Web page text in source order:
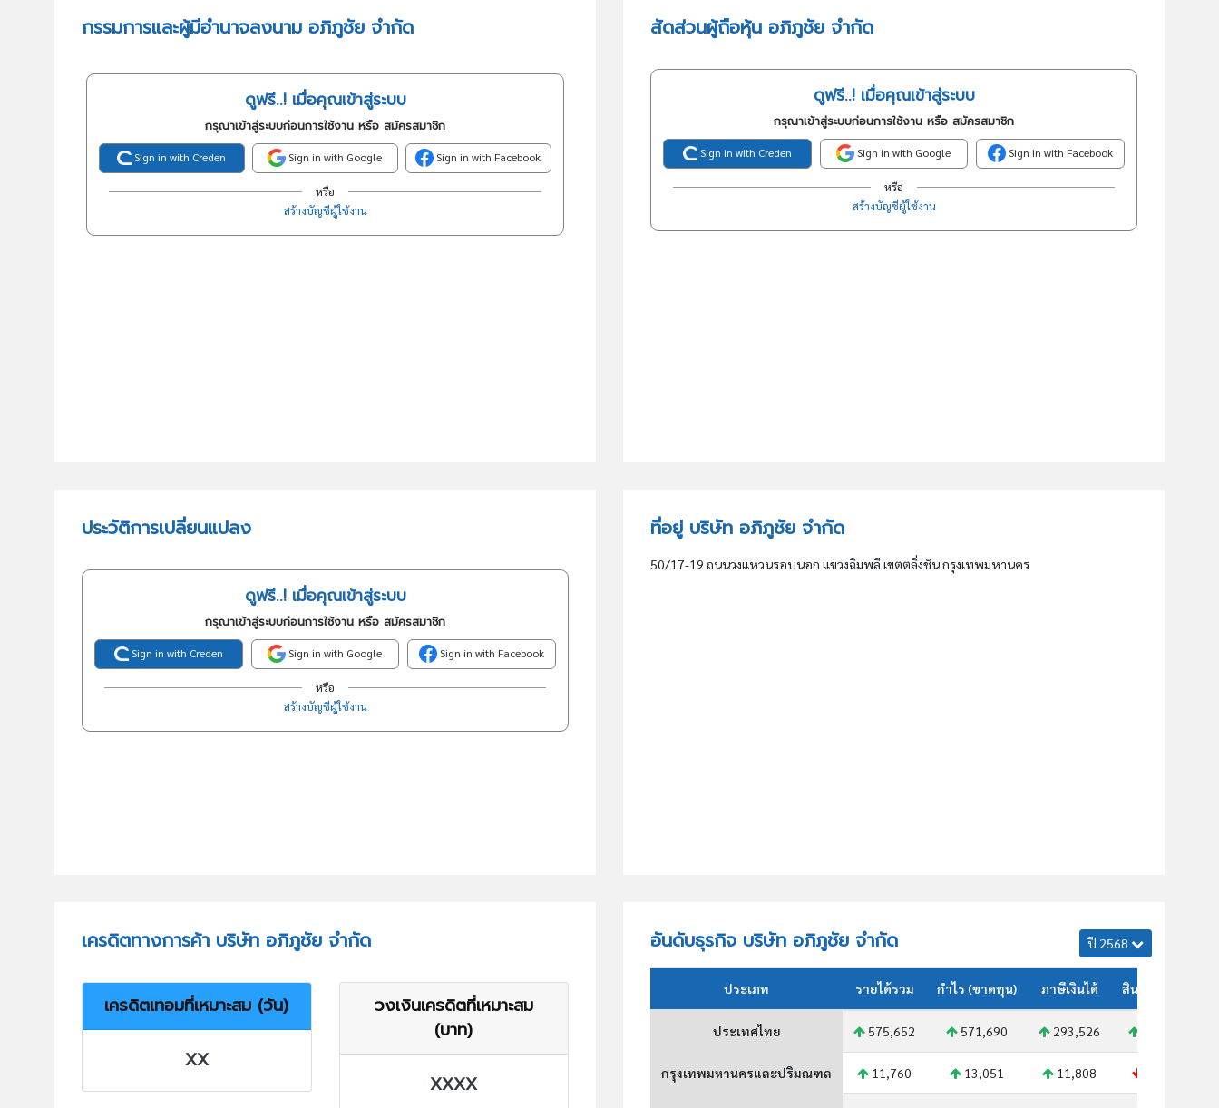
กรรมการและผู้มีอำนาจลงนาม อภิภูชัย จำกัด
ดูฟรี..! เมื่อคุณเข้าสู่ระบบ
กรุณาเข้าสู่ระบบก่อนการใช้งาน หรือ สมัครสมาชิก
Sign in with Creden Sign in with Google Sign in with Facebook
หรือ
สร้างบัญชีผู้ใช้งาน
สัดส่วนผู้ถือหุ้น อภิภูชัย จำกัด
ดูฟรี..! เมื่อคุณเข้าสู่ระบบ
กรุณาเข้าสู่ระบบก่อนการใช้งาน หรือ สมัครสมาชิก
Sign in with Creden Sign in with Google Sign in with Facebook
หรือ
สร้างบัญชีผู้ใช้งาน
ประวัติการเปลี่ยนแปลง
ดูฟรี..! เมื่อคุณเข้าสู่ระบบ
กรุณาเข้าสู่ระบบก่อนการใช้งาน หรือ สมัครสมาชิก
Sign in with Creden Sign in with Google Sign in with Facebook
หรือ
สร้างบัญชีผู้ใช้งาน
ที่อยู่ บริษัท อภิภูชัย จำกัด
50/17-19 ถนนวงแหวนรอบนอก แขวงฉิมพลี เขตตลิ่งชัน กรุงเทพมหานคร
เครดิตทางการค้า บริษัท อภิภูชัย จำกัด
เครดิตเทอมที่เหมาะสม (วัน)
XX
วงเงินเครดิตที่เหมาะสม
(บาท)
XXXX
อันดับธุรกิจ บริษัท อภิภูชัย จำกัด ปี 2568
ประเภท รายได้รวม กำไร (ขาดทุน) ภาษีเงินได้ สินทรัพย์รวม
ประเทศไทย 575,652 571,690 293,526
กรุงเทพมหานครและปริมณฑล 11,760 13,051 11,808